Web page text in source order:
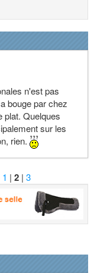
n'est pas
bouge par chez
plat. Quelques
sur les
rien.
1 | 2| 3